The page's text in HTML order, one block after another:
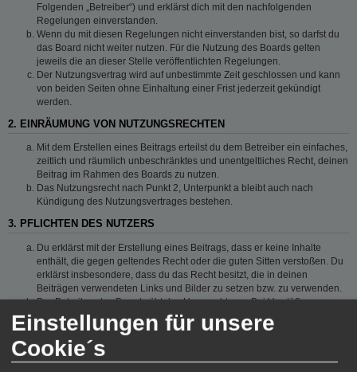
Folgenden „Betreiber“) und erklärst dich mit den nachfolgenden
Regelungen einverstanden.
Wenn du mit diesen Regelungen nicht einverstanden bist, so darfst du
das Board nicht weiter nutzen. Für die Nutzung des Boards gelten
jeweils die an dieser Stelle veröffentlichten Regelungen.
Der Nutzungsvertrag wird auf unbestimmte Zeit geschlossen und kann
von beiden Seiten ohne Einhaltung einer Frist jederzeit gekündigt
werden.
2. EINRÄUMUNG VON NUTZUNGSRECHTEN
Mit dem Erstellen eines Beitrags erteilst du dem Betreiber ein einfaches,
zeitlich und räumlich unbeschränktes und unentgeltliches Recht, deinen
Beitrag im Rahmen des Boards zu nutzen.
Das Nutzungsrecht nach Punkt 2, Unterpunkt a bleibt auch nach
Kündigung des Nutzungsvertrages bestehen.
3. PFLICHTEN DES NUTZERS
Du erklärst mit der Erstellung eines Beitrags, dass er keine Inhalte
enthält, die gegen geltendes Recht oder die guten Sitten verstoßen. Du
erklärst insbesondere, dass du das Recht besitzt, die in deinen
Beiträgen verwendeten Links und Bilder zu setzen bzw. zu verwenden.
Der Betreiber des Boards übt das Hausrecht aus. Bei Verstößen gegen
diese Nutzungsbedingungen oder anderer im Board veröffentlichten
Regeln kann der Betreiber dich nach Abmahnung zeitweise oder
dauerhaft von der Nutzung dieses Boards ausschließen und dir ein
Hausverbot erteilen.
Einstellungen für unsere
Cookie´s